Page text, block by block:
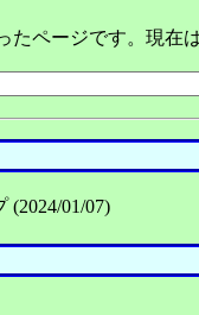
たページです。現在
(2024/01/07)